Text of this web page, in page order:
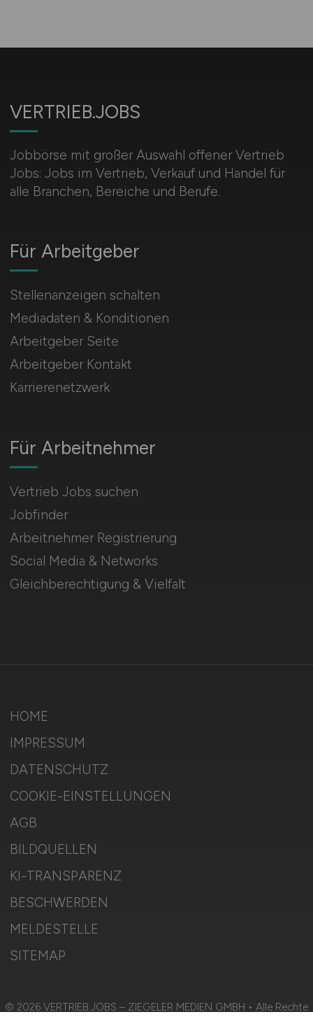
VERTRIEB.JOBS
Jobbörse mit großer Auswahl offener Vertrieb
Jobs: Jobs im Vertrieb, Verkauf und Handel für
alle Branchen, Bereiche und Berufe.
Für Arbeitnehmer
Vertrieb Jobs suchen
Jobfinder
Arbeitnehmer Registrierung
Social Media & Networks
Gleichberechtigung & Vielfalt
Für Arbeitgeber
Stellenanzeigen schalten
Mediadaten & Konditionen
Arbeitgeber Seite
Arbeitgeber Kontakt
Karrierenetzwerk
HOME
IMPRESSUM
DATENSCHUTZ
COOKIE-EINSTELLUNGEN
AGB
BILDQUELLEN
KI-TRANSPARENZ
BESCHWERDEN
MELDESTELLE
SITEMAP
© 2026 VERTRIEB.JOBS – ZIEGELER MEDIEN GMBH • Alle Rechte